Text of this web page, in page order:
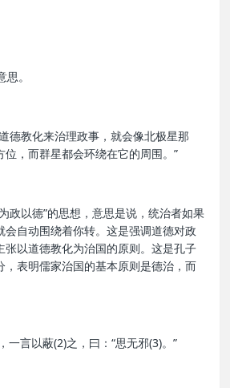
。
德教化来治理政事，就会像北极星那
，而群星都会环绕在它的周围。”
政以德”的思想，意思是说，统治者如果
会自动围绕着你转。这是强调道德对政
张以道德教化为治国的原则。这是孔子
，表明儒家治国的基本原则是德治，而
一言以蔽(2)之，曰：“思无邪(3)。”